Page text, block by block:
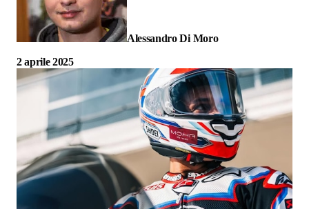
Alessandro Di Moro
2 aprile 2025